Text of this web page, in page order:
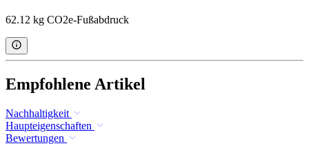
62.12 kg CO2e-Fußabdruck
Empfohlene Artikel
Nachhaltigkeit
Haupteigenschaften
Bewertungen